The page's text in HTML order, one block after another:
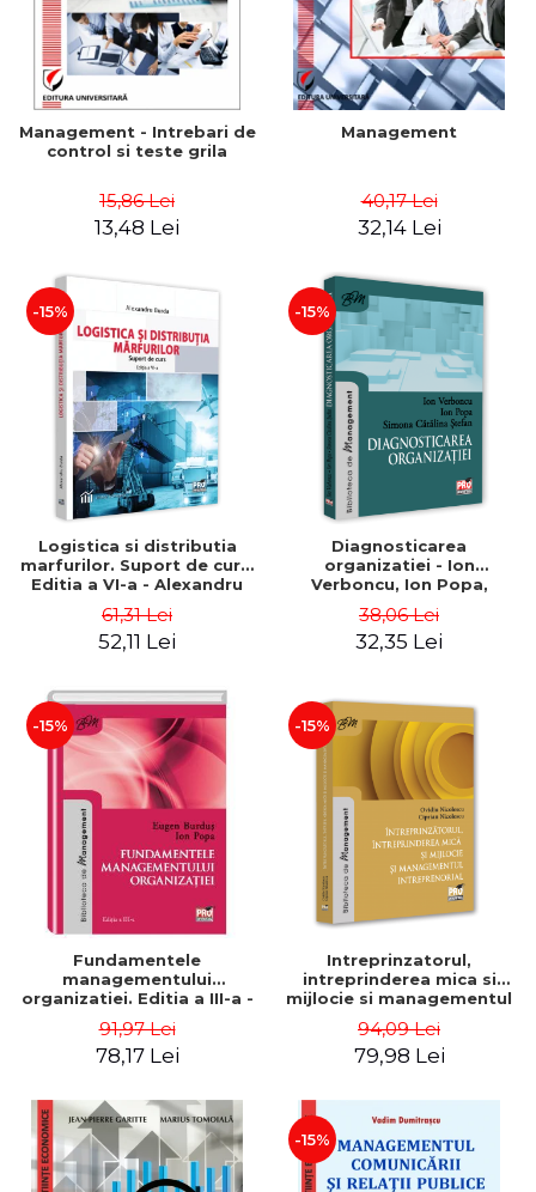
Management - Intrebari de
control si teste grila
15,86 Lei
13,48 Lei
Management
40,17 Lei
32,14 Lei
-15%
Logistica si distributia
marfurilor. Suport de curs.
Editia a VI-a - Alexandru
61,31 Lei
52,11 Lei
-15%
Diagnosticarea
organizatiei - Ion
Verboncu, Ion Popa,
38,06 Lei
32,35 Lei
-15%
Fundamentele
managementului
organizatiei. Editia a III-a -
91,97 Lei
78,17 Lei
-15%
Intreprinzatorul,
intreprinderea mica si
mijlocie si managementul
Nicolescu, Ciprian
Nicolescu
94,09 Lei
79,98 Lei
-15%